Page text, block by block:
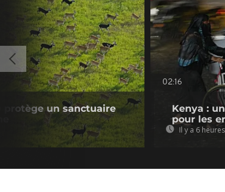
protège un sanctuaire
02:16
Kenya :
pour les
Il y a 6 heures